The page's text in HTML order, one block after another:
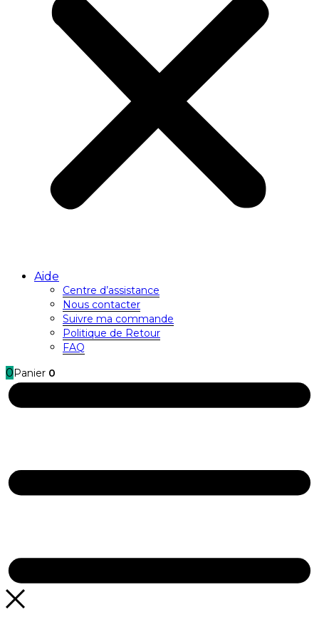
Aide
Centre d’assistance
Nous contacter
Suivre ma commande
Politique de Retour
FAQ
0 Panier 0